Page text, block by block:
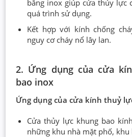
bằng inox giúp cửa thủy lực
quá trình sử dụng.
Kết hợp với kính chống
nguy cơ cháy nổ lây lan.
2. Ứng dụng của cửa
bao inox
Ứng dụng của cửa kính thuỷ
Cửa thủy lực khung bao
những khu nhà mặt phố, khu